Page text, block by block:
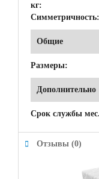
кг:
Симметричность:
Общие
Размеры:
Дополнительно
Срок службы
Отзывы (0)